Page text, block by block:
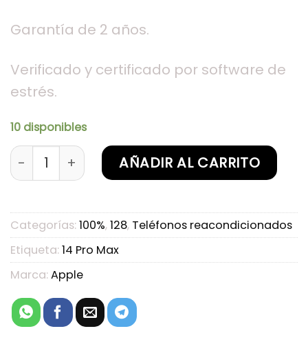
Garantía de 2 años.
Verificado y certificado por software de
estrés.
10 disponibles
iPhone 14 Pro Max Negro Espacial 128GB
AÑADIR AL CARRITO
Categorías: 100%, 128, Teléfonos reacondicionados
Etiqueta: 14 Pro Max
Marca: Apple